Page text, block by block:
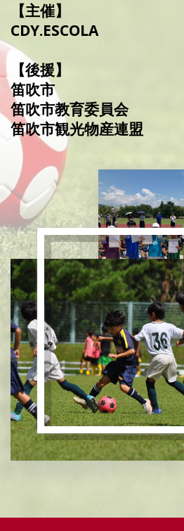
【主催】
CDY.ESCOLA
【後援】
笛吹市
笛吹市教育委員会
笛吹市観光物産連盟